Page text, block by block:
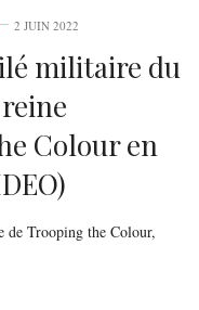
2 JUIN 2022
militaire du
Colour en
Trooping the Colour,